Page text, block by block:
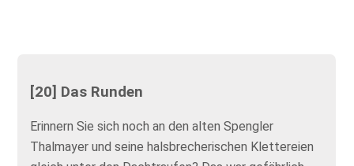
[20] Das Runden
Erinnern Sie sich noch an den alten Spengler
Thalmayer und seine halsbrecherischen Klettereien